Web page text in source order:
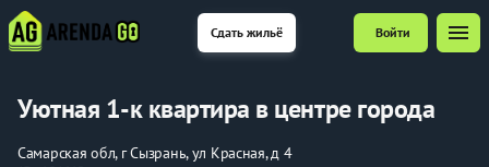
Сдать жильё Войти menu
Уютная 1-к квартира в центре города
Самарская обл, г Сызрань, ул Красная, д 4